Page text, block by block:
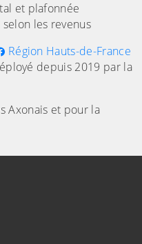
et plafonnée
les revenus
Région Hauts-de-France
depuis 2019 par la
Axonais et pour la